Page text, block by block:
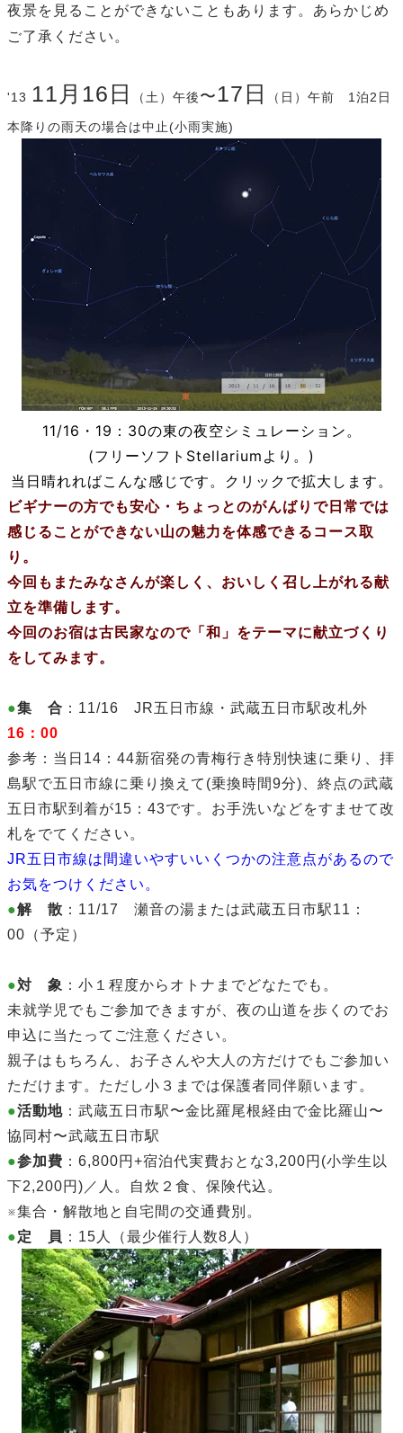
夜景を見ることができないこともあります。あらかじめ
ご了承ください。
'13 11月16 日 （土）午後〜 17 日 （日）午前 1泊2日
本降りの雨天の場合は中止(小雨実施)
11/16・19：30の東の夜空シミュレーション。
(フリーソフトStellariumより。)
当日晴れればこんな感じです。クリックで拡大します。
ビギナーの方でも安心・ちょっとのがんばりで日常では
感じることができない山の魅力を体感できるコース取
り。
今回もまたみなさんが楽しく、おいしく召し上がれる献
立を準備します。
今回のお宿は古民家なので「和」をテーマに献立づくり
をしてみます。
●集 合 ：11/16 JR五日市線・武蔵五日市駅改札外
16：00
参考：当日14：44新宿発の青梅行き特別快速に乗り、拝
島駅で五日市線に乗り換えて(乗換時間9分)、終点の武蔵
五日市駅到着が15：43です。お手洗いなどをすませて改
札をでてください。
JR五日市線は間違いやすいいくつかの注意点があるので
お気をつけください。
●解 散 ：11/17 瀬音の湯または武蔵五日市駅11：
00（予定）
●対 象 ：小１程度からオトナまでどなたでも。
未就学児でもご参加できますが、 夜の山道を歩くのでお
申込に当たってご注意ください。
親子はもちろん、お子さんや大人の方だけでもご参加い
ただけます。ただし小３までは保護者同伴願います。
●活動地 ：武蔵五日市駅〜金比羅尾根経由で金比羅山〜
協同村〜武蔵五日市駅
●参加費 ：6,800円+宿泊代実費おとな3,200円(小学生以
下2,200円)／人。自炊 ２食、保険代込。
※集合・解散地と自宅間の交通費別。
●定 員 ：15人（最少催行人数8人）